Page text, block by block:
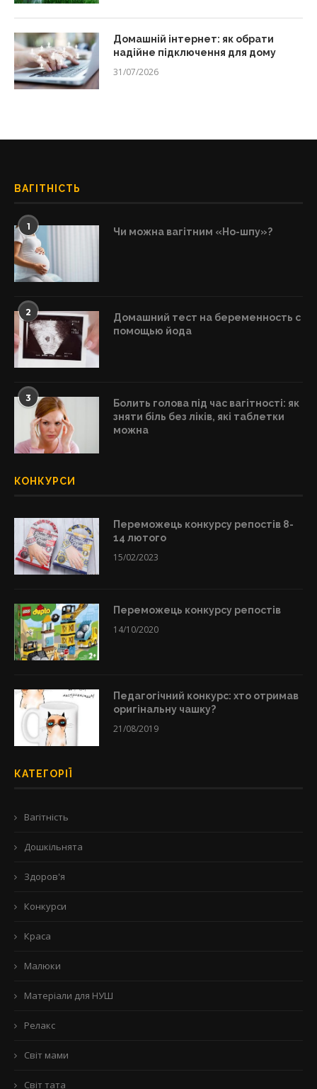
Домашній інтернет: як обрати
надійне підключення для дому
31/07/2026
ВАГІТНІСТЬ
1 Чи можна вагітним «Но-шпу»?
2
Домашний тест на беременность с
помощью йода
3
Болить голова під час вагітності: як
зняти біль без ліків, які таблетки
можна
КОНКУРСИ
Переможець конкурсу репостів 8-
14 лютого
15/02/2023
Переможець конкурсу репостів
14/10/2020
Педагогічний конкурс: хто отримав
оригінальну чашку?
21/08/2019
КАТЕГОРІЇ
Вагітність
Дошкільнята
Здоров'я
Конкурси
Краса
Малюки
Матеріали для НУШ
Релакс
Світ мами
Світ тата